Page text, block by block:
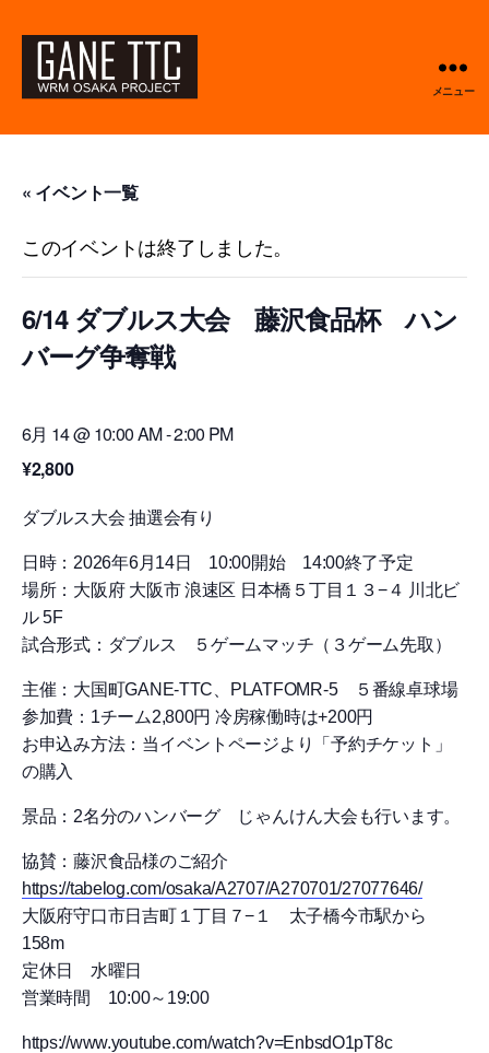
メニュー
« イベント一覧
このイベントは終了しました。
6/14 ダブルス大会 藤沢食品杯 ハン
バーグ争奪戦
6月 14 @ 10:00 AM-2:00 PM
¥2,800
ダブルス大会 抽選会有り
日時：2026年6月14日 10:00開始 14:00終了予定
場所：大阪府 大阪市 浪速区 日本橋５丁目１３−４ 川北ビ
ル 5F
試合形式：ダブルス ５ゲームマッチ（３ゲーム先取）
主催：大国町GANE-TTC、PLATFOMR-5 ５番線卓球場
参加費：1チーム2,800円 冷房稼働時は+200円
お申込み方法：当イベントページより「予約チケット」
の購入
景品：2名分のハンバーグ じゃんけん大会も行います。
協賛：藤沢食品様のご紹介
https://tabelog.com/osaka/A2707/A270701/27077646/
大阪府守口市日吉町１丁目７−１ 太子橋今市駅から
158m
定休日 水曜日
営業時間 10:00～19:00
https://www.youtube.com/watch?v=EnbsdO1pT8c